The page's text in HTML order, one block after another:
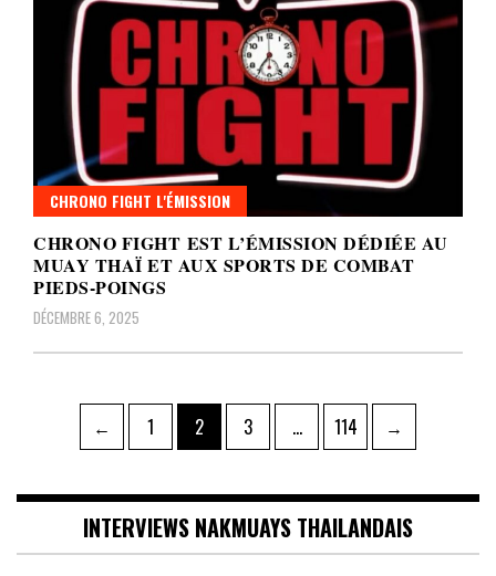
CHRONO FIGHT L'ÉMISSION
CHRONO FIGHT EST L’ÉMISSION DÉDIÉE AU
MUAY THAÏ ET AUX SPORTS DE COMBAT
PIEDS-POINGS
DÉCEMBRE 6, 2025
Pagination
publications
← Page
1 Page
2 Page
3 … Page
114 →
INTERVIEWS NAKMUAYS THAILANDAIS